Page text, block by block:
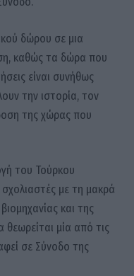
δώρου σε μια
καθώς τα δώρα που
είναι συνήθως
την ιστορία, τον
της χώρας που
του Τούρκου
με τη μακρά
και της
μία από τις
σε Σύνοδο της